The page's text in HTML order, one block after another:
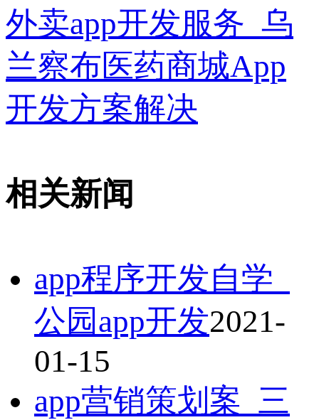
外卖app开发服务_乌
兰察布医药商城App
开发方案解决
相关新闻
app程序开发自学_
公园app开发2021-
01-15
app营销策划案_三